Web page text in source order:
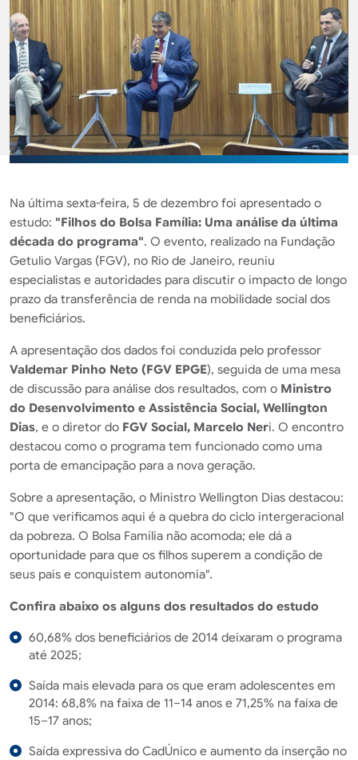
Na última sexta-feira, 5 de dezembro foi apresentado o
estudo: "Filhos do Bolsa Família: Uma análise da última
década do programa". O evento, realizado na Fundação
Getulio Vargas (FGV), no Rio de Janeiro, reuniu
especialistas e autoridades para discutir o impacto de longo
prazo da transferência de renda na mobilidade social dos
beneficiários.
A apresentação dos dados foi conduzida pelo professor
Valdemar Pinho Neto (FGV EPGE), seguida de uma mesa
de discussão para análise dos resultados, com o Ministro
do Desenvolvimento e Assistência Social, Wellington
Dias, e o diretor do FGV Social, Marcelo Neri. O encontro
destacou como o programa tem funcionado como uma
porta de emancipação para a nova geração.
Sobre a apresentação, o Ministro Wellington Dias destacou:
"O que verificamos aqui é a quebra do ciclo intergeracional
da pobreza. O Bolsa Família não acomoda; ele dá a
oportunidade para que os filhos superem a condição de
seus pais e conquistem autonomia".
Confira abaixo os alguns dos resultados do estudo
60,68% dos beneficiários de 2014 deixaram o programa
até 2025;
Saída mais elevada para os que eram adolescentes em
2014: 68,8% na faixa de 11–14 anos e 71,25% na faixa de
15–17 anos;
Saída expressiva do CadÚnico e aumento da inserção no